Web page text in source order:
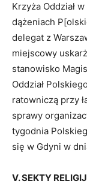
Krzyża Oddział
dążeniach
delegat z
miejscowy
stanowisko
Oddział
ratowniczą przy
sprawy
tygodnia
się w Gdyni w
V. SEKTY